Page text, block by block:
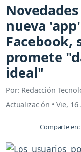
nueva
Facebook,
promete
ideal"
Por: Redacción
Actualización • Vie, 16
Comparte en: